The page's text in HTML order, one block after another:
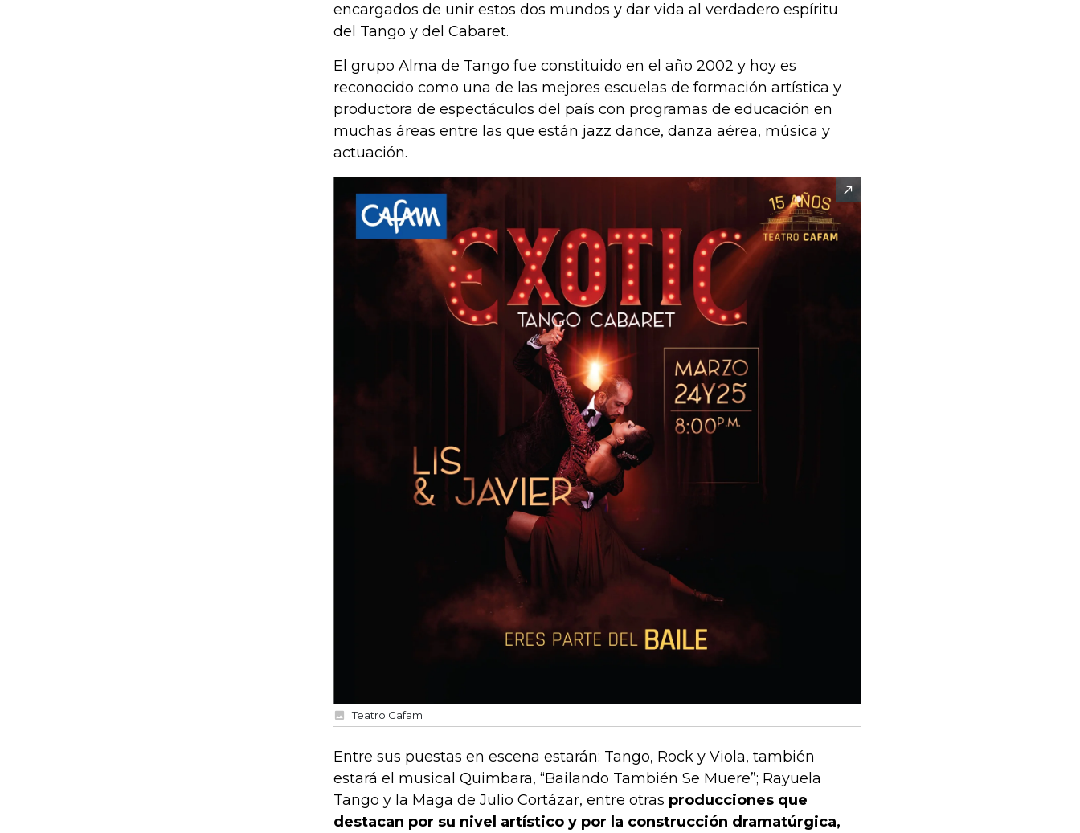
encargados de unir estos dos mundos y dar vida al verdadero espíritu
del Tango y del Cabaret.
El grupo Alma de Tango fue constituido en el año 2002 y hoy es
reconocido como una de las mejores escuelas de formación artística y
productora de espectáculos del país con programas de educación en
muchas áreas entre las que están jazz dance, danza aérea, música y
actuación.
Teatro Cafam
Entre sus puestas en escena estarán: Tango, Rock y Viola, también
estará el musical Quimbara, “Bailando También Se Muere”; Rayuela
Tango y la Maga de Julio Cortázar, entre otras producciones que
destacan por su nivel artístico y por la construcción dramatúrgica,